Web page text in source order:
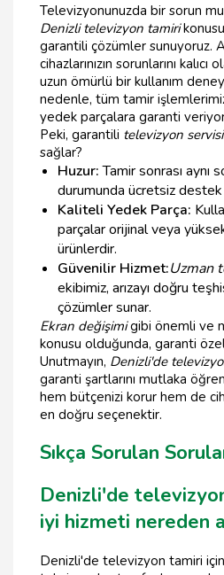
Televizyonunuzda bir sorun
Denizli televizyon tamiri
garantili çözümler sunuyoruz.
cihazlarınızın sorunlarını
uzun ömürlü bir kullanım
nedenle, tüm tamir
yedek parçalara garanti
Peki, garantili televizyon servisi
sağlar?
Huzur:Tamir sonrası aynı
durumunda ücretsiz destek
Kaliteli Yedek Parça:
parçalar orijinal veya
ürünlerdir.
Güvenilir Hizmet:Uzman
ekibimiz, arızayı doğru
çözümler sunar.
Ekran değişimigibi önemli ve
konusu olduğunda, garanti
Unutmayın, Denizli'de
garanti şartlarını mutlaka
hem bütçenizi korur hem de
en doğru seçenektir.
Sıkça Sorulan
Denizli'de
iyi hizmeti nereden
Denizli'de televizyon tamiri